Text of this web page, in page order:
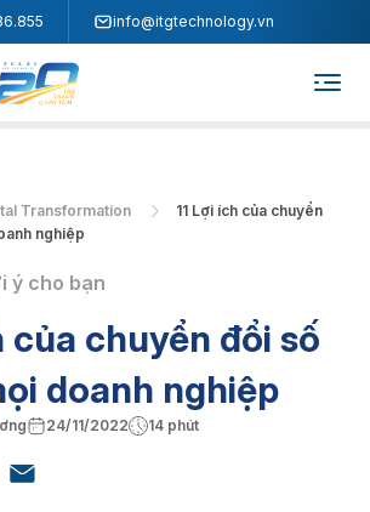
info@itgtechnology.vn
Transformation
11 Lợi ích của chuyển
nghiệp
ý cho bạn
của chuyển đổi số
doanh nghiệp
24/11/2022 14 phút